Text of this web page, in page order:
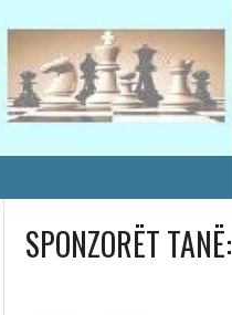
SPONZORËT TANË: